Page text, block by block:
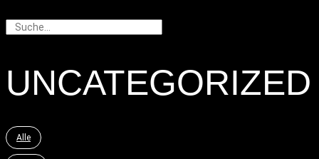
UNCATEGORIZED
Alle